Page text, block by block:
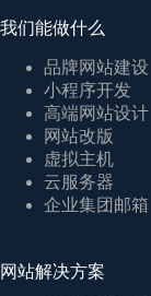
我们能做什么
品牌网站建设
小程序开发
高端网站设计
网站改版
虚拟主机
云服务器
企业集团邮箱
网站解决方案